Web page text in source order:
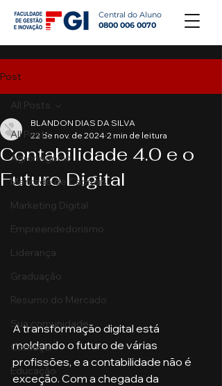
Central do Aluno
0800 006 0070
Post
All Posts
Agronegócio
Mercado de Capitais
Marketing Digital
Empreendedorismo
Liderança
Graduação
Resumo do Mercado
Sua comunidade
Começar
Educação
All Posts
Contabilidade 4.0 e o
Futuro Digital
BLANDON DIAS DA SILVA
22 de nov. de 2024 2 min de leitura
A transformação digital está
moldando o futuro de várias
profissões, e a contabilidade não é
exceção. Com a chegada da